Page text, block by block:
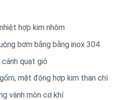
hợp kim nhôm
bơm bằng bằng inox 304
quạt gió
mặt động hợp kim than chì
vành mòn cơ khí